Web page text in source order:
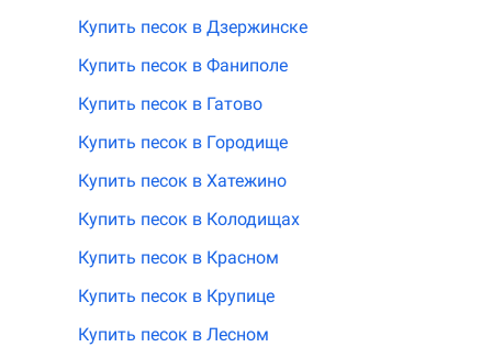
Купить песок в Дзержинске
Купить песок в Фаниполе
Купить песок в Гатово
Купить песок в Городище
Купить песок в Хатежино
Купить песок в Колодищах
Купить песок в Красном
Купить песок в Крупице
Купить песок в Лесном